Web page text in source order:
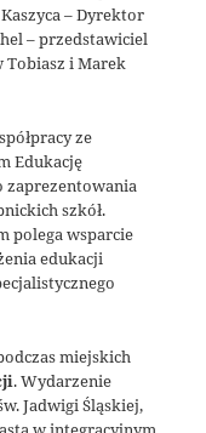
– Dyrektor
– przedstawiciel
Tobiasz i Marek
ze
Edukację
zaprezentowania
szkół.
polega wsparcie
edukacji
miejskich
. Wydarzenie
Jadwigi Śląskiej,